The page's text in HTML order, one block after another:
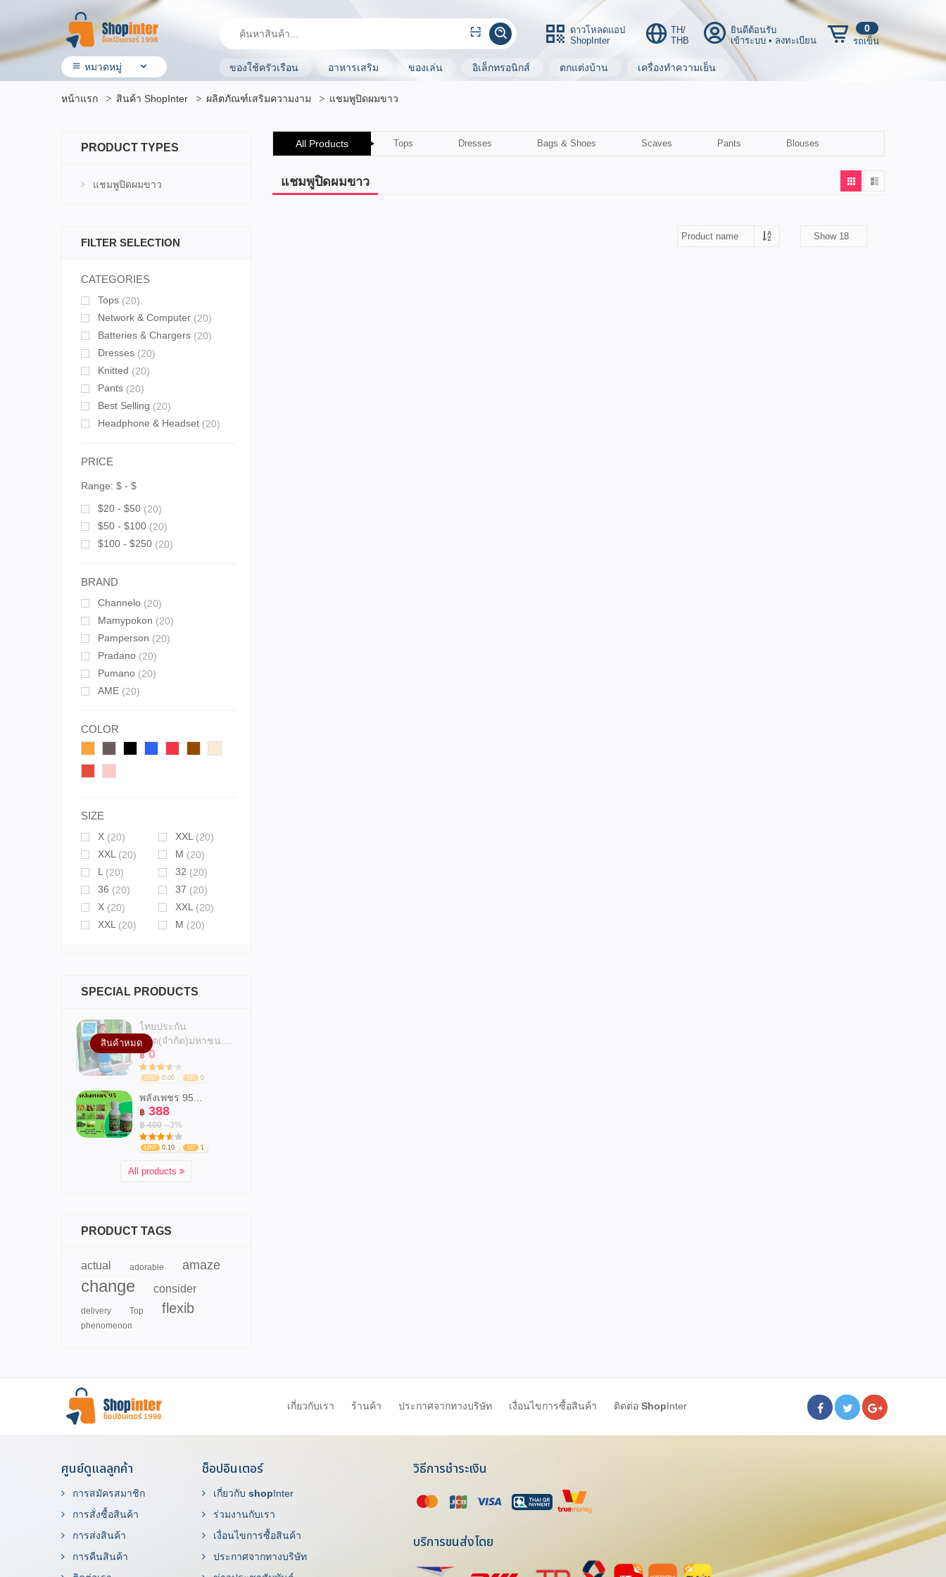
ดาวโหลดแอป
ShopInter
TH/
THB
ยินดีต้อนรับ
เข้าระบบ • ลงทะเบียน
0
รถเข็น
หมวดหมู่
• โรงแรมและบริการ
• ผลิตภัณฑ์ทางการเกษตร
• OTOP ผลิตภัณฑ์คุณภาพ
• อิเล็กทรอนิกส์ & ไอที
• แม่ & เด็ก
• แฟชั่น เครื่องประดับ
• กีฬาและ การเดินทาง
ของใช้ครัวเรือน อาหารเสริม ของเล่น อิเล็กทรอนิกส์ ตกแต่งบ้าน เครื่องทำความเย็น
หน้าแรก สินค้า ShopInter ผลิตภัณฑ์เสริมความงาม แชมพูปิดผมขาว
All Products Tops Dresses Bags & Shoes Scaves Pants Blouses
แชมพูปิดผมขาว
PRODUCT TYPES
แชมพูปิดผมขาว
FILTER SELECTION
CATEGORIES
Tops (20)
Network & Computer (20)
Batteries & Chargers (20)
Dresses (20)
Knitted (20)
Pants (20)
Best Selling (20)
Headphone & Headset (20)
PRICE
Range: $ - $
$20 - $50 (20)
$50 - $100 (20)
$100 - $250 (20)
BRAND
Channelo (20)
Mamypokon (20)
Pamperson (20)
Pradano (20)
Pumano (20)
AME (20)
COLOR
SIZE
X (20) XXL (20)
XXL (20) M (20)
L (20) 32 (20)
36 (20) 37 (20)
X (20) XXL (20)
XXL (20) M (20)
SPECIAL PRODUCTS
สินค้าหมด
ไทยประกัน
฿ 0
UNI 0.00 SP 0
พลังเพชร 95...
฿ 388
฿ 400 --3%
UNI 0.10 SP 1
All products
PRODUCT TAGS
actual adorable amaze
change consider
delivery Top flexib
phenomenon
เกี่ยวกับเรา ร้านค้า ประกาศจากทางบริษัท เงื่อนไขการซื้อสินค้า ติดต่อ ShopInter
ศูนย์ดูแลลูกค้า
การสมัครสมาชิก
การสั่งซื้อสินค้า
การส่งสินค้า
การคืนสินค้า
ช็อปอินเตอร์
เกี่ยวกับ shopInter
ร่วมงานกับเรา
เงื่อนไขการซื้อสินค้า
ประกาศจากทางบริษัท
วิธีการชำระเงิน
บริการขนส่งโดย